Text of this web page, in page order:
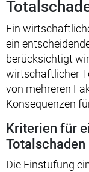
Ein
ein
berücksichtigt
wirtschaftlicher
von mehreren
Konsequenzen
Kriterien für
Totalschaden
Die Einstufung